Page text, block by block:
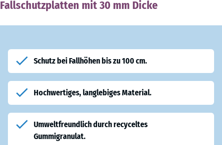
Fallschutzplatten mit 30 mm Dicke
Schutz bei Fallhöhen bis zu 100 cm.
Hochwertiges, langlebiges Material.
Umweltfreundlich durch recyceltes
Gummigranulat.